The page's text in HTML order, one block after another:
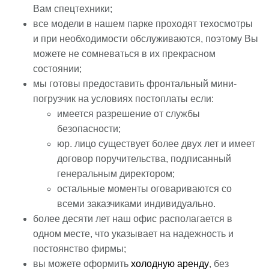
Вам спецтехники;
все модели в нашем парке проходят техосмотры
и при необходимости обслуживаются, поэтому Вы
можете не сомневаться в их прекрасном
состоянии;
мы готовы предоставить фронтальный мини-
погрузчик на условиях постоплаты если:
имеется разрешение от службы
безопасности;
юр. лицо существует более двух лет и имеет
договор поручительства, подписанный
генеральным директором;
остальные моменты оговариваются со
всеми заказчиками индивидуально.
более десяти лет наш офис располагается в
одном месте, что указывает на надежность и
постоянство фирмы;
вы можете оформить холодную аренду, без